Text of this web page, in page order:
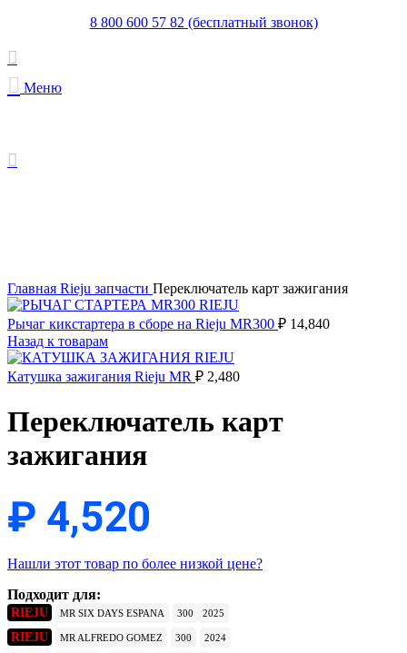
8 800 600 57 82 (бесплатный звонок)
Меню
Главная Rieju запчасти Переключатель карт зажигания
Рычаг кикстартера в сборе на Rieju MR300 ₽ 14,840
Назад к товарам
Катушка зажигания Rieju MR ₽ 2,480
Переключатель карт
зажигания
₽ 4,520
Нашли этот товар по более низкой цене?
Подходит для:
RIEJU MR SIX DAYS ESPANA 300 2025
RIEJU MR ALFREDO GOMEZ 300 2024